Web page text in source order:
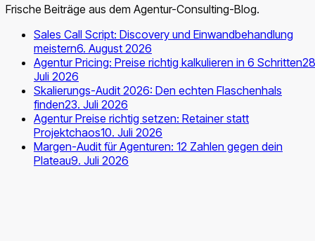
Frische Beiträge aus dem Agentur-Consulting-Blog.
Sales Call Script: Discovery und Einwandbehandlung
meistern6. August 2026
Agentur Pricing: Preise richtig kalkulieren in 6 Schritten
Juli 2026
Skalierungs-Audit 2026: Den echten Flaschenhals
finden23. Juli 2026
Agentur Preise richtig setzen: Retainer statt
Projektchaos10. Juli 2026
Margen-Audit für Agenturen: 12 Zahlen gegen dein
Plateau9. Juli 2026